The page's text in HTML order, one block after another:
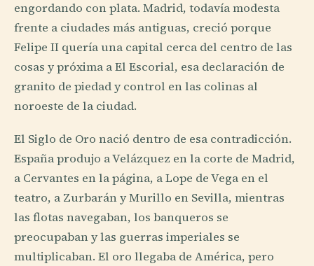
engordando con plata. Madrid, todavía modesta
frente a ciudades más antiguas, creció porque
Felipe II quería una capital cerca del centro de las
cosas y próxima a El Escorial, esa declaración de
granito de piedad y control en las colinas al
noroeste de la ciudad.
El Siglo de Oro nació dentro de esa contradicción.
España produjo a Velázquez en la corte de Madrid,
a Cervantes en la página, a Lope de Vega en el
teatro, a Zurbarán y Murillo en Sevilla, mientras
las flotas navegaban, los banqueros se
preocupaban y las guerras imperiales se
multiplicaban. El oro llegaba de América, pero